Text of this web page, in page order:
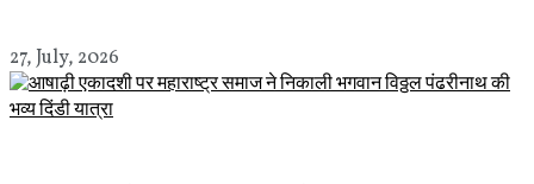
27, July, 2026